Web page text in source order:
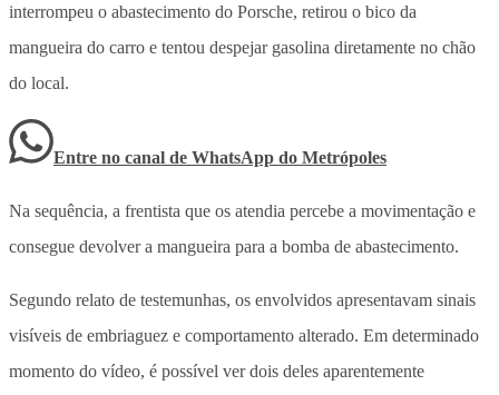
interrompeu o abastecimento do Porsche, retirou o bico da
mangueira do carro e tentou despejar gasolina diretamente no chão
do local.
Entre no canal de WhatsApp do Metrópoles
Na sequência, a frentista que os atendia percebe a movimentação e
consegue devolver a mangueira para a bomba de abastecimento.
Segundo relato de testemunhas, os envolvidos apresentavam sinais
visíveis de embriaguez e comportamento alterado. Em determinado
momento do vídeo, é possível ver dois deles aparentemente